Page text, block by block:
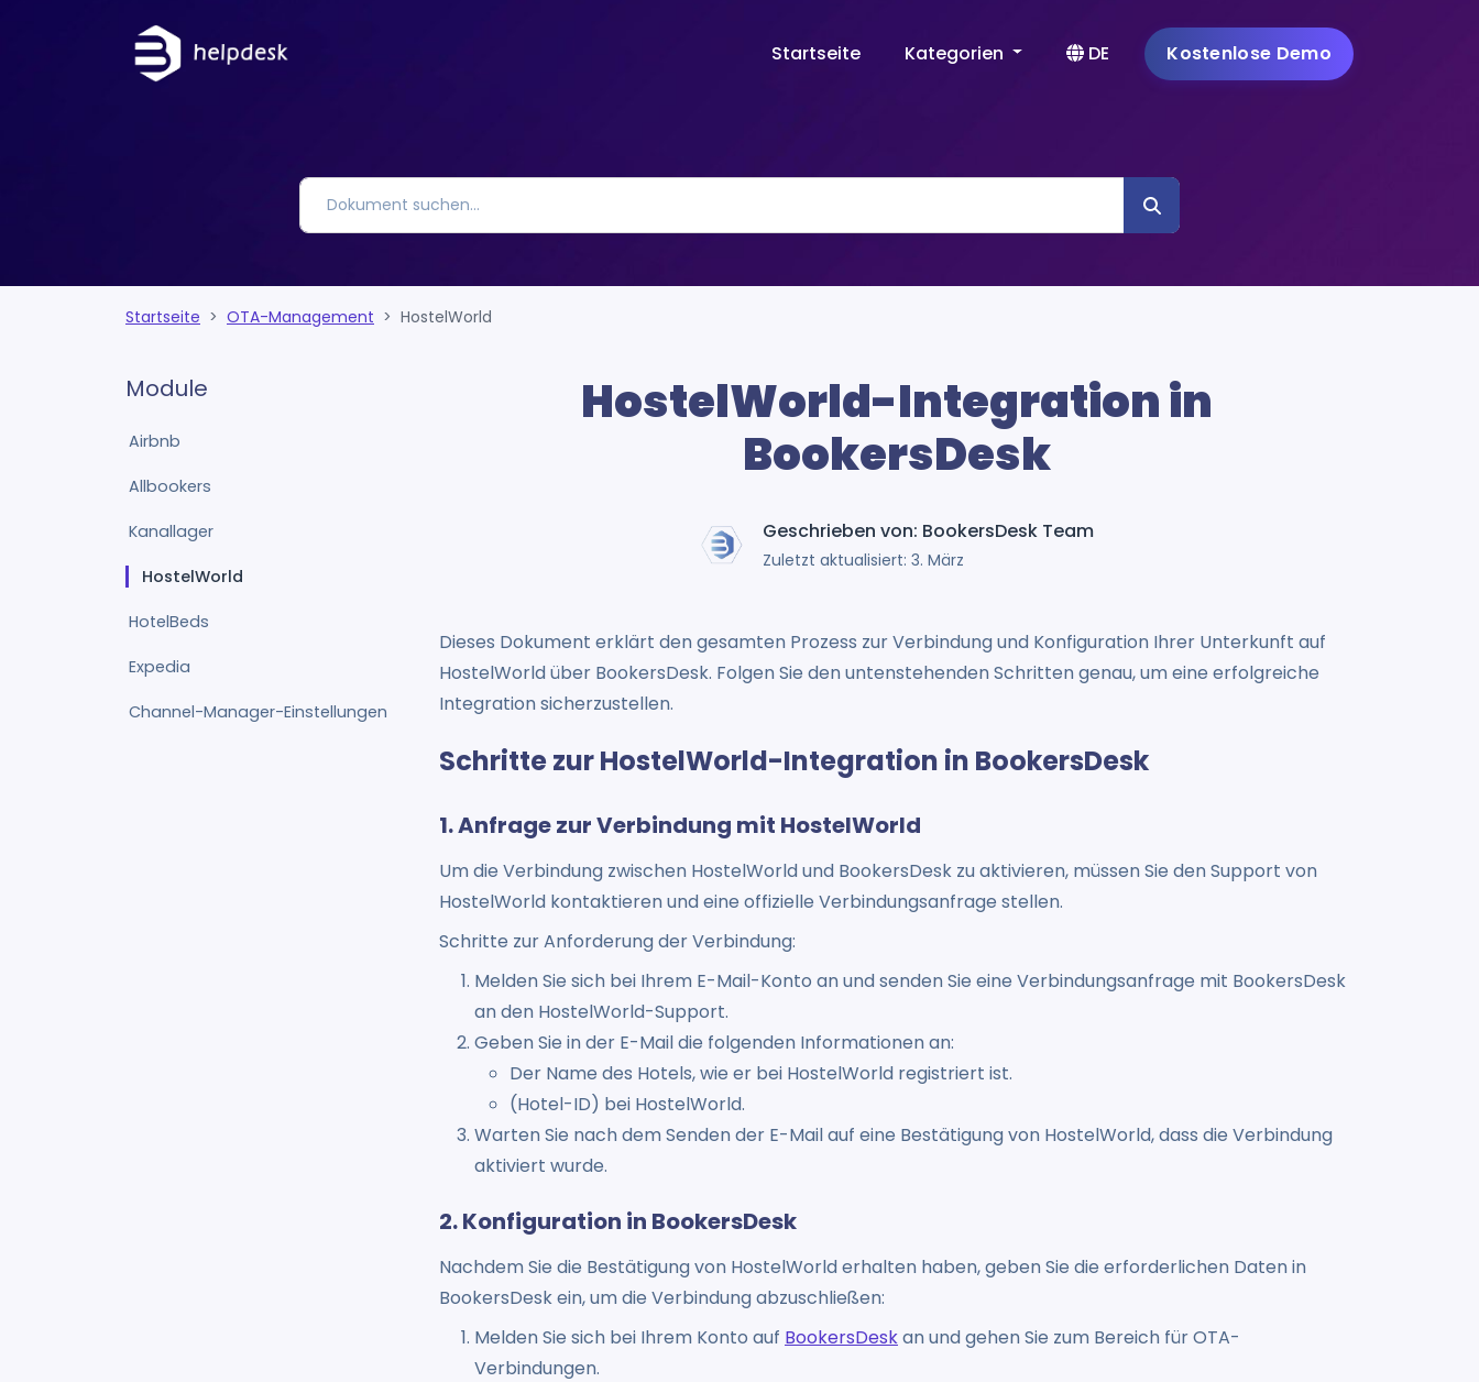
Startseite Kategorien DE Kostenlose Demo
Startseite OTA-Management HostelWorld
HostelWorld-Integration in
BookersDesk
Geschrieben von: BookersDesk Team
Zuletzt aktualisiert: 3. März
Dieses Dokument erklärt den gesamten Prozess zur Verbindung und Konfiguration Ihrer Unterkunft auf
HostelWorld über BookersDesk. Folgen Sie den untenstehenden Schritten genau, um eine erfolgreiche
Integration sicherzustellen.
Schritte zur HostelWorld-Integration in BookersDesk
1. Anfrage zur Verbindung mit HostelWorld
Um die Verbindung zwischen HostelWorld und BookersDesk zu aktivieren, müssen Sie den Support von
HostelWorld kontaktieren und eine offizielle Verbindungsanfrage stellen.
Schritte zur Anforderung der Verbindung:
Melden Sie sich bei Ihrem E-Mail-Konto an und senden Sie eine Verbindungsanfrage mit BookersDesk
an den HostelWorld-Support.
Geben Sie in der E-Mail die folgenden Informationen an:
Der Name des Hotels, wie er bei HostelWorld registriert ist.
(Hotel-ID) bei HostelWorld.
Warten Sie nach dem Senden der E-Mail auf eine Bestätigung von HostelWorld, dass die Verbindung
aktiviert wurde.
2. Konfiguration in BookersDesk
Nachdem Sie die Bestätigung von HostelWorld erhalten haben, geben Sie die erforderlichen Daten in
BookersDesk ein, um die Verbindung abzuschließen:
Melden Sie sich bei Ihrem Konto auf BookersDeskan und gehen Sie zum Bereich für OTA-
Verbindungen.
Module
Airbnb
Allbookers
Kanallager
HostelWorld
HotelBeds
Expedia
Channel-Manager-Einstellungen